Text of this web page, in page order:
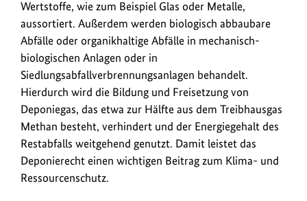
Wertstoffe, wie zum Beispiel Glas oder Metalle,
aussortiert. Außerdem werden biologisch abbaubare
Abfälle oder organikhaltige Abfälle in mechanisch-
biologischen Anlagen oder in
Siedlungsabfallverbrennungsanlagen behandelt.
Hierdurch wird die Bildung und Freisetzung von
Deponiegas, das etwa zur Hälfte aus dem Treibhausgas
Methan besteht, verhindert und der Energiegehalt des
Restabfalls weitgehend genutzt. Damit leistet das
Deponierecht einen wichtigen Beitrag zum Klima- und
Ressourcenschutz.